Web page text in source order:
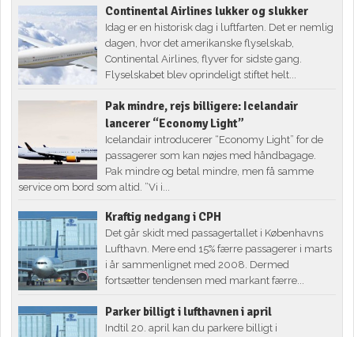
Continental Airlines lukker og slukker
Idag er en historisk dag i luftfarten. Det er nemlig
dagen, hvor det amerikanske flyselskab,
Continental Airlines, flyver for sidste gang.
Flyselskabet blev oprindeligt stiftet helt...
Pak mindre, rejs billigere: Icelandair
lancerer “Economy Light”
Icelandair introducerer “Economy Light” for de
passagerer som kan nøjes med håndbagage.
Pak mindre og betal mindre, men få samme
service om bord som altid. ”Vi i...
Kraftig nedgang i CPH
Det går skidt med passagertallet i Københavns
Lufthavn. Mere end 15% færre passagerer i marts
i år sammenlignet med 2008. Dermed
fortsætter tendensen med markant færre...
Parker billigt i lufthavnen i april
Indtil 20. april kan du parkere billigt i